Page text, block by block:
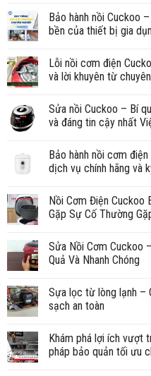
Bảo hành nồi Cuckoo
bền của thiết bị gia
Lỗi nồi cơm điện
và lời khuyên từ
Sửa nồi Cuckoo – Bí
và đáng tin cậy nhất
Bảo hành nồi cơm
dịch vụ chính hãng và
Nồi Cơm Điện Cuckoo
Gặp Sự Cố Thường
Sửa Nồi Cơm Cuckoo
Quả Và Nhanh Chóng
Sựa lọc từ lòng lạnh –
sạch an toàn
Khám phá lợi ích vượt
pháp bảo quản tối ưu